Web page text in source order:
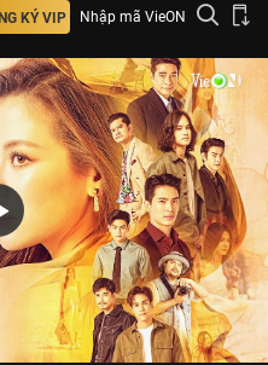
KÝ VIP Nhập mã VieON